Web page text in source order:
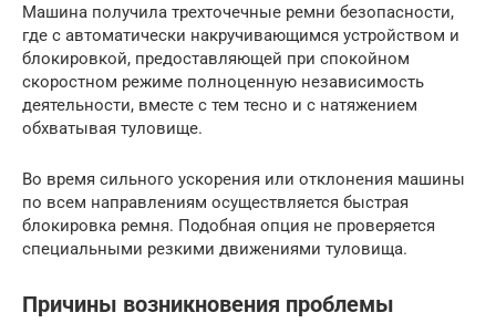
Машина получила трехточечные ремни безопасности,
где с автоматически накручивающимся устройством и
блокировкой, предоставляющей при спокойном
скоростном режиме полноценную независимость
деятельности, вместе с тем тесно и с натяжением
обхватывая туловище.
Во время сильного ускорения или отклонения машины
по всем направлениям осуществляется быстрая
блокировка ремня. Подобная опция не проверяется
специальными резкими движениями туловища.
Причины возникновения проблемы